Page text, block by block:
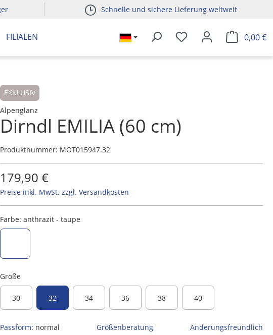
Schnelle und sichere Lieferung weltweit
FILIALEN 0,00 €
EXKLUSIV
Alpenglanz
Dirndl EMILIA (60 cm)
Produktnummer: MOT015947.32
179,90 €
Preise inkl. MwSt. zzgl. Versandkosten
Farbe: anthrazit - taupe
Größe
30 32 34 36 38 40
Passform: normal Größenberatung Änderungsfreundlich